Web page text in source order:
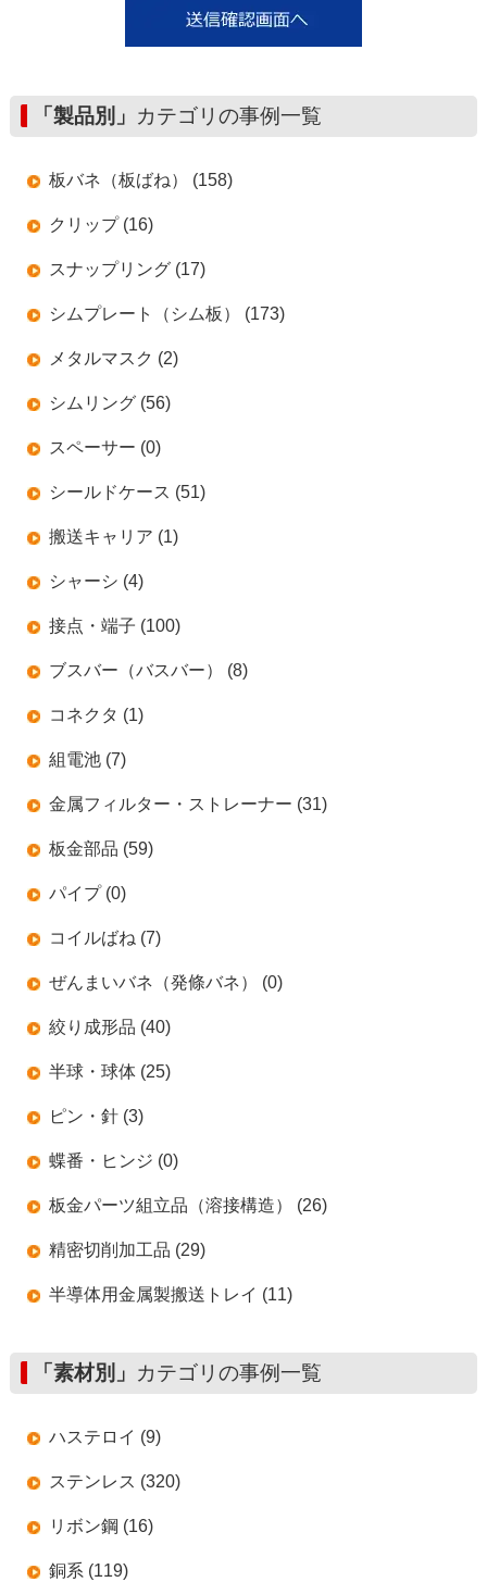
「製品別」 カテゴリの事例一覧
板バネ（板ばね） (158)
クリップ (16)
スナップリング (17)
シムプレート（シム板） (173)
メタルマスク (2)
シムリング (56)
スペーサー (0)
シールドケース (51)
搬送キャリア (1)
シャーシ (4)
接点・端子 (100)
ブスバー（バスバー） (8)
コネクタ (1)
組電池 (7)
金属フィルター・ストレーナー (31)
板金部品 (59)
パイプ (0)
コイルばね (7)
ぜんまいバネ（発條バネ） (0)
絞り成形品 (40)
半球・球体 (25)
ピン・針 (3)
蝶番・ヒンジ (0)
板金パーツ組立品（溶接構造） (26)
精密切削加工品 (29)
半導体用金属製搬送トレイ (11)
「素材別」 カテゴリの事例一覧
ハステロイ (9)
ステンレス (320)
リボン鋼 (16)
銅系 (119)